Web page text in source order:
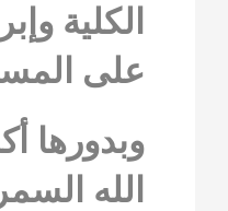
الكلية
على
وبدورها
الله